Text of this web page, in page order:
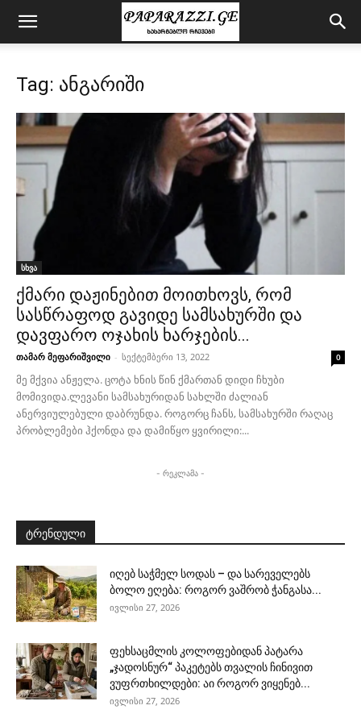
Tag: ანგარიში
სხვა
ქმარი დაჟინებით მოითხოვს, რომ
სასწრაფოდ გავიდე სამსახურში და
დავფარო ოჯახის ხარჯების...
თამარ მეფარიშვილი - სექტემბერი 13, 2022 0
მე მქვია ანჟელა. ცოტა ხნის წინ ქმართან დიდი ჩხუბი
მომივიდა.ლევანი სამსახურიდან სახლში ძალიან
ანერვიულებული დაბრუნდა. როგორც ჩანს, სამსახურში რაღაც
პრობლემები ჰქონდა და დამიწყო ყვირილი:...
- რეკლამა -
ტრენდული
იღებ საჭმელ სოდას – და სარეველებს
ბოლო ეღება: როგორ ვაშრობ ჭანგასა...
ივლისი 27, 2026
ფეხსაცმლის კოლოფებიდან პატარა
„ჯადოსნურ“ პაკეტებს თვალის ჩინივით
ვუფრთხილდები: აი როგორ ვიყენებ...
ივლისი 27, 2026